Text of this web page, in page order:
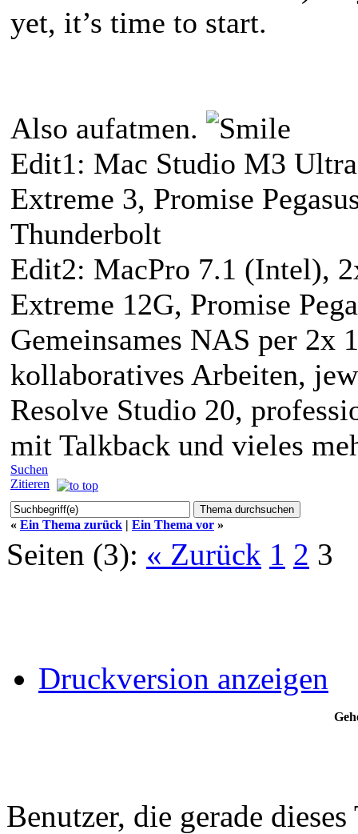
yet, it’s time to start.
Also aufatmen.
Edit1: Mac Studio M3
Extreme 3, Promise
Thunderbolt
Edit2: MacPro 7.1 (Intel),
Extreme 12G, Promise
Gemeinsames NAS per 2x
kollaboratives Arbeiten,
Resolve Studio 20,
mit Talkback und vieles
Suchen
Zitieren
« Ein Thema zurück | Ein Thema vor »
Seiten (3): « Zurück 1 2 3
Druckversion anzeigen
Benutzer, die gerade